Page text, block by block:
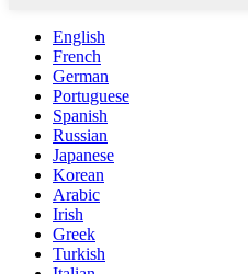
English
French
German
Portuguese
Spanish
Russian
Japanese
Korean
Arabic
Irish
Greek
Turkish